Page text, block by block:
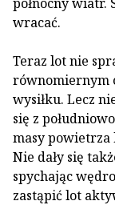
wracać.
Teraz lot nie
równomiernym
wysiłku. Lecz
się z
masy powietrza
Nie dały się
spychając
zastąpić lot